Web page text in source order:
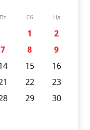
Пт Сб Нд
1
2
7 8
9
15
16
22
23
29
30